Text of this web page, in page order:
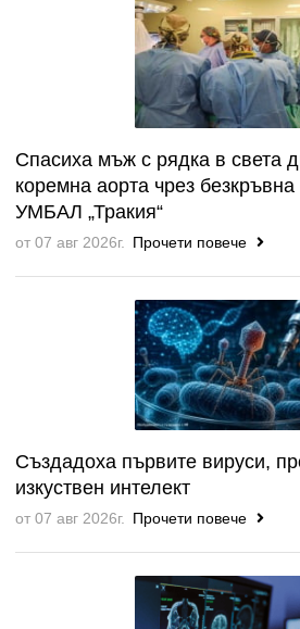
Спасиха мъж с рядка в света
коремна аорта чрез
УМБАЛ „Тракия“
от 07 авг 2026г. Прочети повече
Създадоха първите вируси,
изкуствен интелект
от 07 авг 2026г. Прочети повече